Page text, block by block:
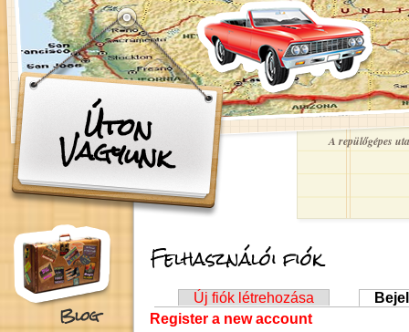
Ugrás a tartalomra
Úton
Vagyunk A repülőgépes
Blog
Felhasználói fiók
Elsődleges fülek
Új fiók létrehozása
Register a new account